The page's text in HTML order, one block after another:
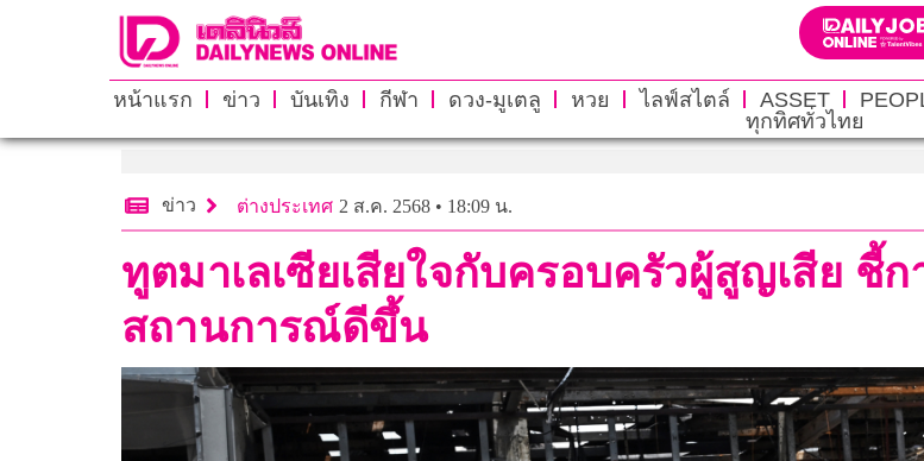
หน้าแรก ข่าว บันเทิง กีฬา ดวง-มูเตลู หวย ไลฟ์สไตล์ ASSET
ทุกทิศทั่วไทย
ข่าว ต่างประเทศ 2 ส.ค. 2568 • 18:09 น.
ทูตมาเลเซียเสียใจกับครอบครัวผู้สูญเสีย ชี้
สถานการณ์ดีขึ้น